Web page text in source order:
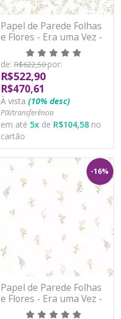
Papel de Parede Folhas
e Flores - Era uma Vez -
89723 - Vinílico
de: R$622,50por:
R$522,90
R$470,61
À vista (10% desc)
PIX/transferência
em até 5x de R$104,58 no
cartão
-16%
Papel de Parede Folhas
e Flores - Era uma Vez -
89747 - Vinílico